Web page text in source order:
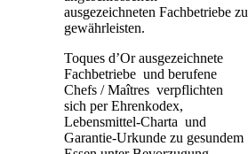
ausgezeichneten Fachbetriebe zu
gewährleisten.
Toques d’Or ausgezeichnete
Fachbetriebe und berufene
Chefs / Maîtres verpflichten
sich per Ehrenkodex,
Lebensmittel-Charta und
Garantie-Urkunde zu gesundem